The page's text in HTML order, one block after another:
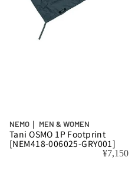
NEMO｜ MEN & WOMEN
Tani OSMO 1P Footprint
[NEM418-006025-GRY001]
¥7,150